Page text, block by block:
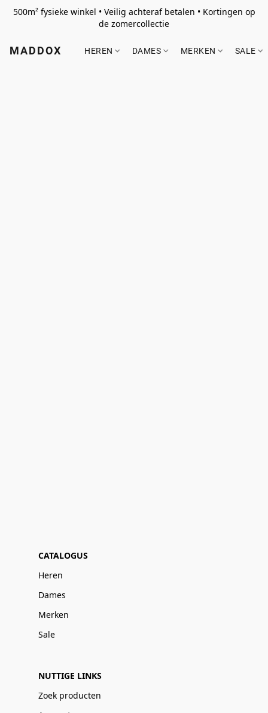
500m² fysieke winkel • Veilig achteraf betalen • Kortingen op
de zomercollectie
MADDOX HEREN DAMES MERKEN SALE
CATALOGUS
Heren
Dames
Merken
Sale
NUTTIGE LINKS
Zoek producten